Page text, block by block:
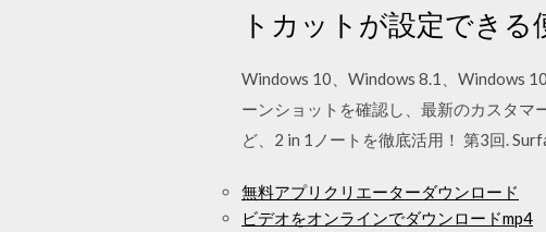
トカットが設定できる
Windows 10、Windows 8.1、Windows
ーンショットを確認し、最新のカスタマ
ど、2 in 1ノートを徹底活用！ 第3回.
無料アプリクリエーターダウンロード
ビデオをオンラインでダウンロードmp4